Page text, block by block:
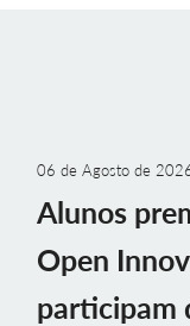
06 de Agosto de
Alunos
Open
participam